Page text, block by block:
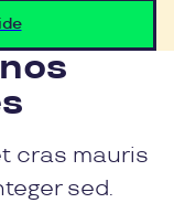
cras mauris
sed.